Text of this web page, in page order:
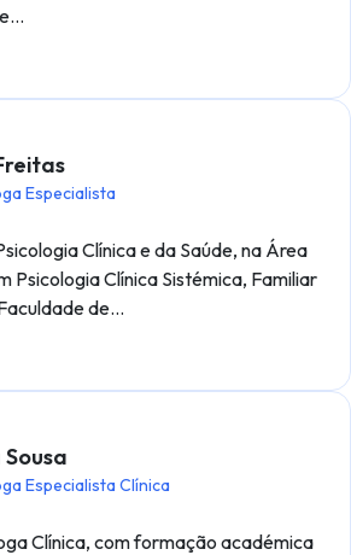
Especialista
Clínica e da Saúde, na Área
Psicologia Clínica Sistémica, Familiar
de…
Especialista Clínica
Clínica, com formação académica